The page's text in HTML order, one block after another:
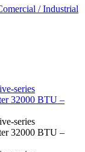
/ Industrial